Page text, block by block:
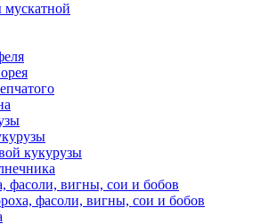
кукурузы
фасоли, вигны, сои и бобов
фасоли, вигны, сои и бобов